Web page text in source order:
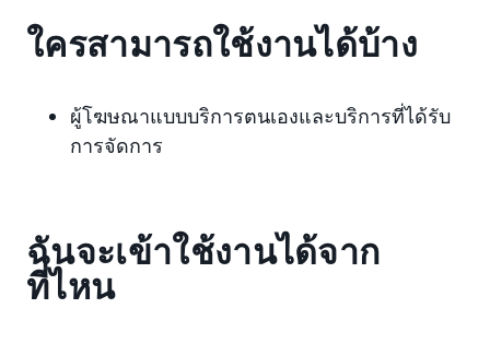
ใครสามารถใช้งานได้บ้าง
ผู้โฆษณาแบบบริการตนเองและบริการที่ได้รับ
การจัดการ
ฉันจะเข้าใช้งานได้จาก
ที่ไหน